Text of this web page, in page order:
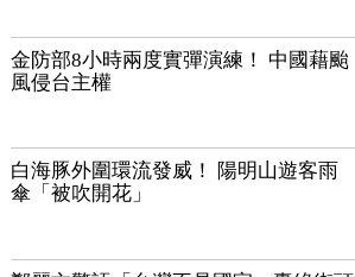
金防部8小時兩度實彈演練！ 中國藉颱
風侵台主權
白海豚外圍環流發威！ 陽明山遊客雨
傘「被吹開花」